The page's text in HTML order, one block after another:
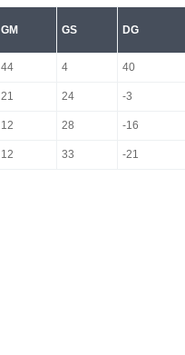
GM GS DG
44 4 40
21 24 -3
12 28 -16
12 33 -21